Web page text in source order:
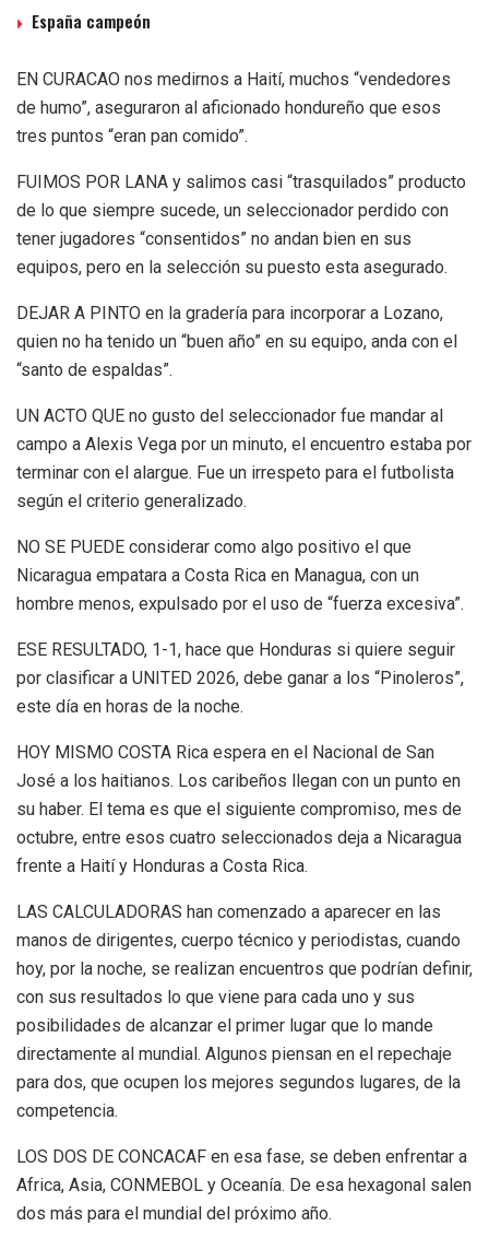
España campeón
EN CURACAO nos medirnos a Haití, muchos “vendedores
de humo”, aseguraron al aficionado hondureño que esos
tres puntos “eran pan comido”.
FUIMOS POR LANA y salimos casi “trasquilados” producto
de lo que siempre sucede, un seleccionador perdido con
tener jugadores “consentidos” no andan bien en sus
equipos, pero en la selección su puesto esta asegurado.
DEJAR A PINTO en la gradería para incorporar a Lozano,
quien no ha tenido un “buen año” en su equipo, anda con el
“santo de espaldas”.
UN ACTO QUE no gusto del seleccionador fue mandar al
campo a Alexis Vega por un minuto, el encuentro estaba por
terminar con el alargue. Fue un irrespeto para el futbolista
según el criterio generalizado.
NO SE PUEDE considerar como algo positivo el que
Nicaragua empatara a Costa Rica en Managua, con un
hombre menos, expulsado por el uso de “fuerza excesiva”.
ESE RESULTADO, 1-1, hace que Honduras si quiere seguir
por clasificar a UNITED 2026, debe ganar a los “Pinoleros”,
este día en horas de la noche.
HOY MISMO COSTA Rica espera en el Nacional de San
José a los haitianos. Los caribeños llegan con un punto en
su haber. El tema es que el siguiente compromiso, mes de
octubre, entre esos cuatro seleccionados deja a Nicaragua
frente a Haití y Honduras a Costa Rica.
LAS CALCULADORAS han comenzado a aparecer en las
manos de dirigentes, cuerpo técnico y periodistas, cuando
hoy, por la noche, se realizan encuentros que podrían definir,
con sus resultados lo que viene para cada uno y sus
posibilidades de alcanzar el primer lugar que lo mande
directamente al mundial. Algunos piensan en el repechaje
para dos, que ocupen los mejores segundos lugares, de la
competencia.
LOS DOS DE CONCACAF en esa fase, se deben enfrentar a
Africa, Asia, CONMEBOL y Oceanía. De esa hexagonal salen
dos más para el mundial del próximo año.